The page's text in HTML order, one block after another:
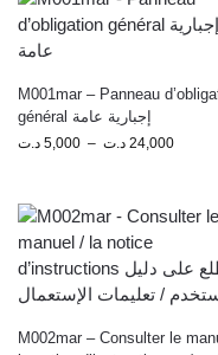
M001mar – Panneau
général إجبارية عامة
5,000 د.ت – 24,000 د.ت
M002mar – Consulter le